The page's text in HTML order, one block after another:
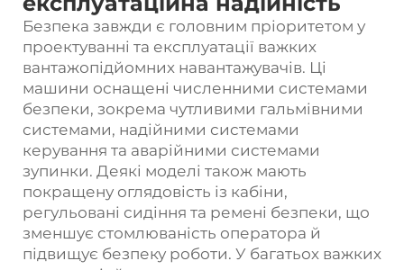
Безпека завжди є головним пріоритетом у
проектуванні та експлуатації важких
вантажопідйомних навантажувачів. Ці
машини оснащені численними системами
безпеки, зокрема чутливими гальмівними
системами, надійними системами
керування та аварійними системами
зупинки. Деякі моделі також мають
покращену оглядовість із кабіни,
регульовані сидіння та ремені безпеки, що
зменшує стомлюваність оператора й
підвищує безпеку роботи. У багатьох важких